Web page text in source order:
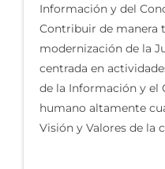
Información y del
Contribuir de manera
modernización de la
centrada en
de la Información y el
humano altamente
Visión y Valores de la